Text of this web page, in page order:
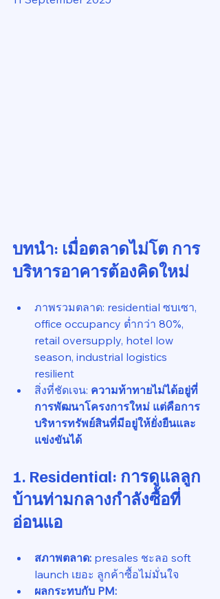
บทนำ: เมื่อตลาดไม่โต การ
บริหารอาคารต้องคิดใหม่
ภาพรวมตลาด: residential ซบเซา,
office occupancy ต่ำกว่า 80%,
retail oversupply, hotel low
season, industrial logistics
resilient
สิ่งที่ชัดเจน: ความท้าทายไม่ได้อยู่ที่
การพัฒนาโครงการใหม่ แต่คือการ
บริหารทรัพย์สินที่มีอยู่ให้ยั่งยืนและ
แข่งขันได้
1. Residential: การดูแลลูก
บ้านท่ามกลางกำลังซื้อที่
อ่อนแอ
สภาพตลาด: presales ชะลอ soft
launch เยอะ ลูกค้าซื้อไม่มั่นใจ
ผลกระทบกับ PM: